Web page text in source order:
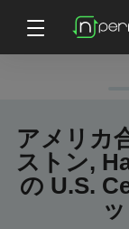
アメリカ
ストン,
の U.S.